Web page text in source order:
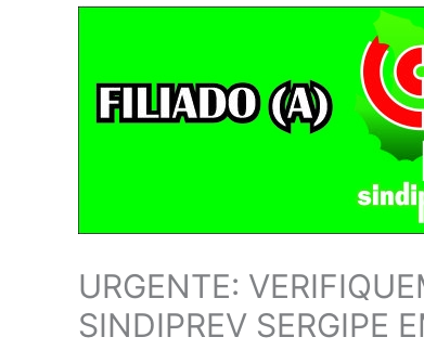
URGENTE:
SINDIPREV SERGIPE